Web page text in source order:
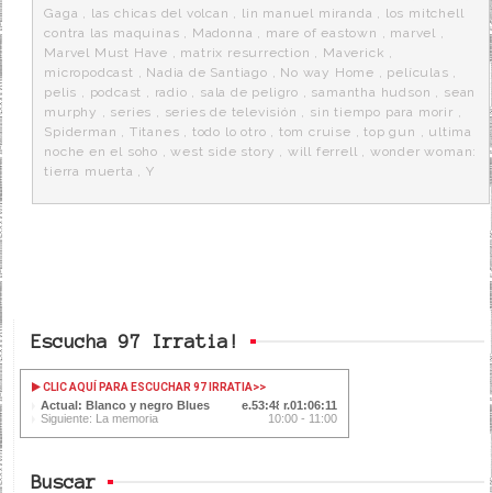
Gaga , las chicas del volcan , lin manuel miranda , los mitchell
contra las maquinas , Madonna , mare of eastown , marvel ,
Marvel Must Have , matrix resurrection , Maverick ,
micropodcast , Nadia de Santiago , No way Home , películas ,
pelis , podcast , radio , sala de peligro , samantha hudson , sean
murphy , series , series de televisión , sin tiempo para morir ,
Spiderman , Titanes , todo lo otro , tom cruise ,top gun , ultima
noche en el soho ,west side story , will ferrell , wonder woman:
tierra muerta ,Y
Escucha 97 Irratia!
CLIC AQUÍ PARA ESCUCHAR 97 IRRATIA>>
Actual: Blanco y negro Blues 53:48
01:06:11
Siguiente: La memoria
10:00 - 11:00
Buscar